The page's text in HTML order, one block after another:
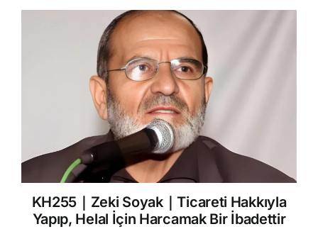
KH255｜Zeki Soyak｜Ticareti Hakkıyla
Yapıp, Helal İçin Harcamak Bir İbadettir